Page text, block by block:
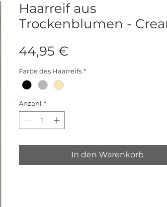
Haarreif aus
Trockenblumen -
44,95 €
Farbe des Haarreifs *
Anzahl *
In den Warenkorb